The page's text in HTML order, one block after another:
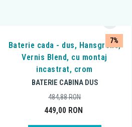
7%
Baterie cada - dus, Hansgrohe,
Vernis Blend, cu montaj
incastrat, crom
BATERIE CABINA DUS
449,00 RON
484,88RON